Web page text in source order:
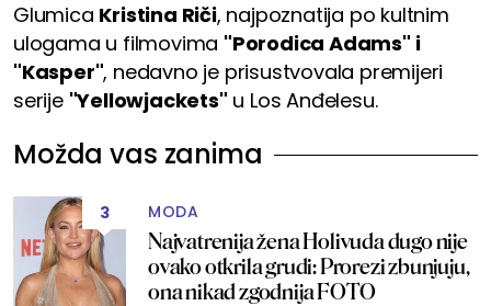
Glumica Kristina Riči, najpoznatija po kultnim
ulogama u filmovima "Porodica Adams" i
"Kasper", nedavno je prisustvovala premijeri
serije "Yellowjackets" u Los Anđelesu.
Možda vas zanima
3 MODA
Najvatrenija žena Holivuda dugo nije
ovako otkrila grudi: Prorezi zbunjuju,
ona nikad zgodnija FOTO